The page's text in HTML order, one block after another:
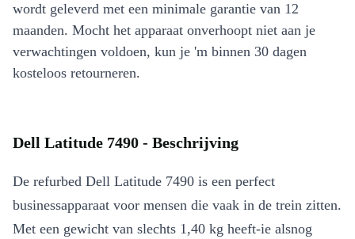
wordt geleverd met een minimale garantie van 12
maanden. Mocht het apparaat onverhoopt niet aan je
verwachtingen voldoen, kun je 'm binnen 30 dagen
kosteloos retourneren.
Dell Latitude 7490 - Beschrijving
De refurbed Dell Latitude 7490 is een perfect
businessapparaat voor mensen die vaak in de trein zitten.
Met een gewicht van slechts 1,40 kg heeft-ie alsnog